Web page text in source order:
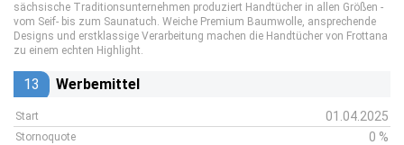
sächsische Traditionsunternehmen produziert Handtücher in allen Größen -
vom Seif- bis zum Saunatuch. Weiche Premium Baumwolle, ansprechende
Designs und erstklassige Verarbeitung machen die Handtücher von Frottana
zu einem echten Highlight.
13 Werbemittel
Start 01.04.2025
Stornoquote 0 %